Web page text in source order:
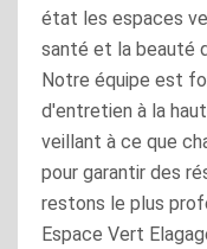
état les espaces
santé et la beauté
Notre équipe est
d'entretien à la
veillant à ce que
pour garantir des
restons le plus
Espace Vert